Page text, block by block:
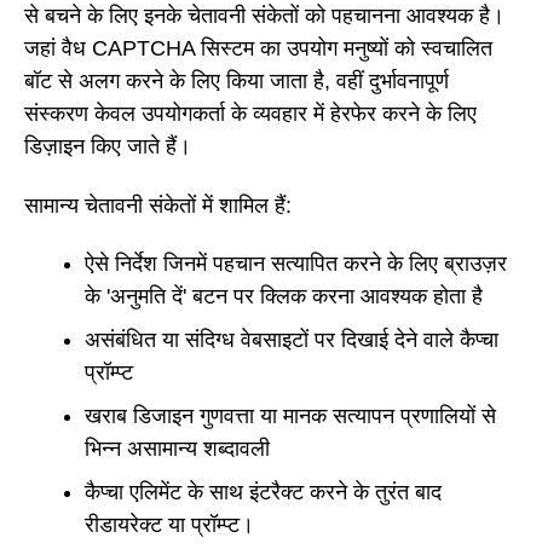
से बचने के लिए इनके चेतावनी संकेतों को पहचानना आवश्यक है।
जहां वैध CAPTCHA सिस्टम का उपयोग मनुष्यों को स्वचालित
बॉट से अलग करने के लिए किया जाता है, वहीं दुर्भावनापूर्ण
संस्करण केवल उपयोगकर्ता के व्यवहार में हेरफेर करने के लिए
डिज़ाइन किए जाते हैं।
सामान्य चेतावनी संकेतों में शामिल हैं:
ऐसे निर्देश जिनमें पहचान सत्यापित करने के लिए ब्राउज़र
के 'अनुमति दें' बटन पर क्लिक करना आवश्यक होता है
असंबंधित या संदिग्ध वेबसाइटों पर दिखाई देने वाले कैप्चा
प्रॉम्प्ट
खराब डिजाइन गुणवत्ता या मानक सत्यापन प्रणालियों से
भिन्न असामान्य शब्दावली
कैप्चा एलिमेंट के साथ इंटरैक्ट करने के तुरंत बाद
रीडायरेक्ट या प्रॉम्प्ट।